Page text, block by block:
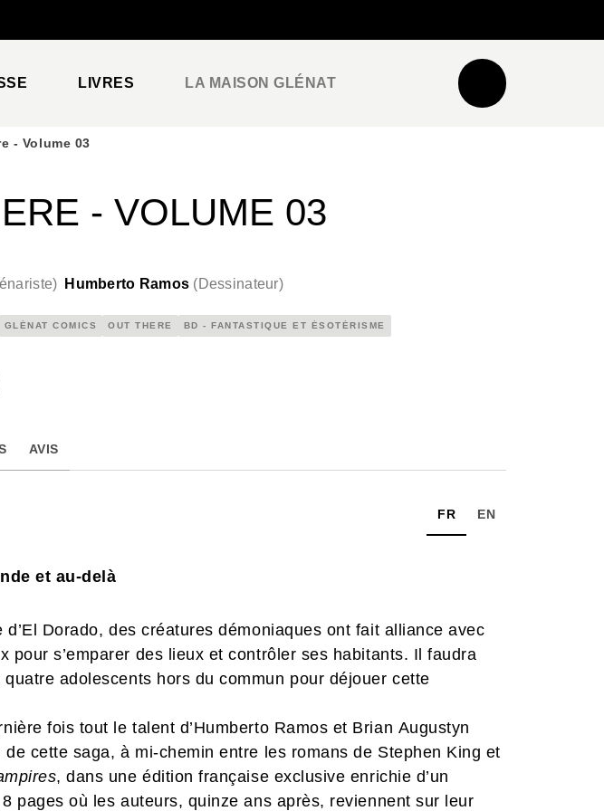
LIVRES LA MAISON GLÉNAT
- Volume 03
- VOLUME 03
) Humberto Ramos (Dessinateur)
GLÉNAT COMICS OUT THERE BD - FANTASTIQUE ET ÉSOTÉRISME
AVIS
FR EN
et au-delà
d’El Dorado, des créatures démoniaques ont fait alliance avec
pour s’emparer des lieux et contrôler ses habitants. Il faudra
adolescents hors du commun pour déjouer cette
fois tout le talent d’Humberto Ramos et Brian Augustyn
de cette saga, à mi-chemin entre les romans de Stephen King et
, dans une édition française exclusive enrichie d’un
pages où les auteurs, quinze ans après, reviennent sur leur